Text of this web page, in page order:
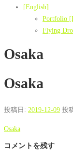
[English]
Portfolio
Flying
Osaka
Osaka
投稿日: 2019-12-09 投
Osaka
コメントを残す